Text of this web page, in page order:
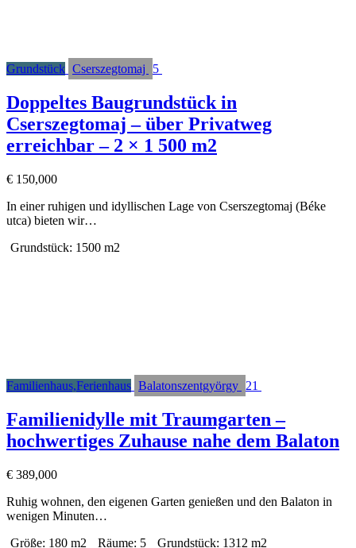
Grundstück Cserszegtomaj 5
Doppeltes Baugrundstück in
Cserszegtomaj – über Privatweg
erreichbar – 2 × 1 500 m2
€ 150,000
In einer ruhigen und idyllischen Lage von Cserszegtomaj (Béke
utca) bieten wir…
Grundstück: 1500 m2
Familienhaus,Ferienhaus Balatonszentgyörgy 21
Familienidylle mit Traumgarten –
hochwertiges Zuhause nahe dem Balaton
€ 389,000
Ruhig wohnen, den eigenen Garten genießen und den Balaton in
wenigen Minuten…
Größe: 180 m2 Räume: 5 Grundstück: 1312 m2